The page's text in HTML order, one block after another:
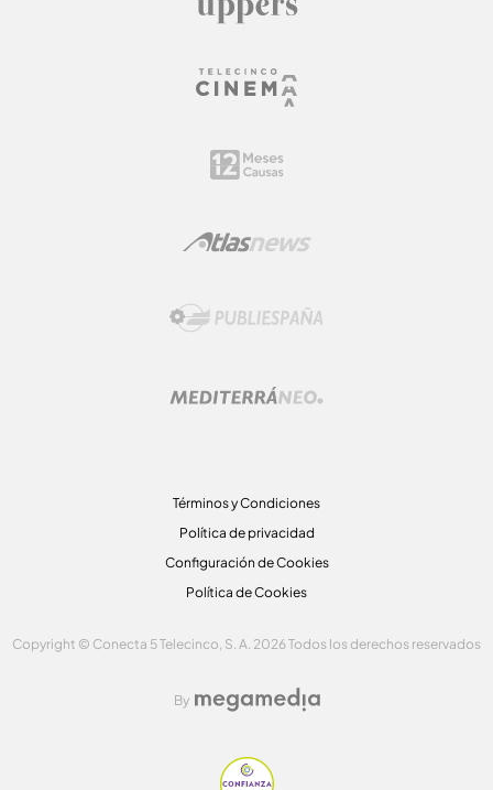
Términos y Condiciones
Política de privacidad
Configuración de Cookies
Política de Cookies
Copyright © Conecta 5 Telecinco, S. A. 2026 Todos los derechos reservados
By